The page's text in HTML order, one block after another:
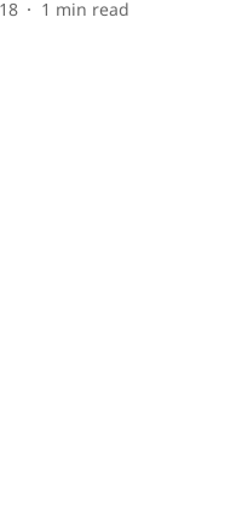
1 min read